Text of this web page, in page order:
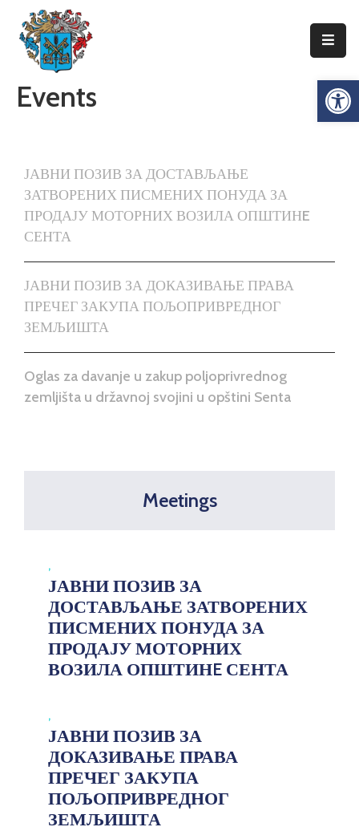
Упознајте
Сенту
Општинска
управа
Привреда
Туризам
Документи
управа
Events
ЈАВНИ ПОЗИВ ЗА ДОСТАВЉАЊЕ
ЗАТВОРЕНИХ ПИСМЕНИХ ПОНУДА ЗА
ПРОДАЈУ МОТОРНИХ ВОЗИЛА ОПШТИНE
СЕНТА
ЈАВНИ ПОЗИВ ЗА ДОКАЗИВАЊЕ ПРАВА
ПРЕЧЕГ ЗАКУПА ПОЉОПРИВРЕДНОГ
ЗЕМЉИШТА
Oglas za davanje u zakup poljoprivrednog
zemljišta u državnoj svojini u opštini Senta
Meetings
,
ЈАВНИ ПОЗИВ ЗА
ДОСТАВЉАЊЕ ЗАТВОРЕНИХ
ПИСМЕНИХ ПОНУДА ЗА
ПРОДАЈУ МОТОРНИХ
ВОЗИЛА ОПШТИНE СЕНТА
,
ЈАВНИ ПОЗИВ ЗА
ДОКАЗИВАЊЕ ПРАВА
ПРЕЧЕГ ЗАКУПА
ПОЉОПРИВРЕДНОГ
ЗЕМЉИШТА